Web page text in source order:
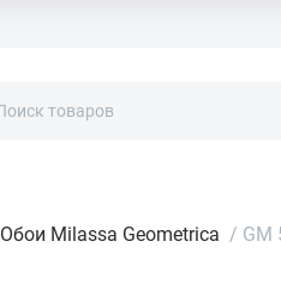
Обои Milassa Geometrica / GM